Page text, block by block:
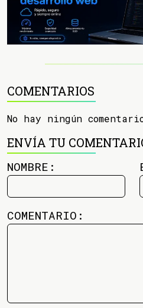
COMENTARIOS
No hay ningún
ENVÍA TU
NOMBRE:
COMENTARIO: